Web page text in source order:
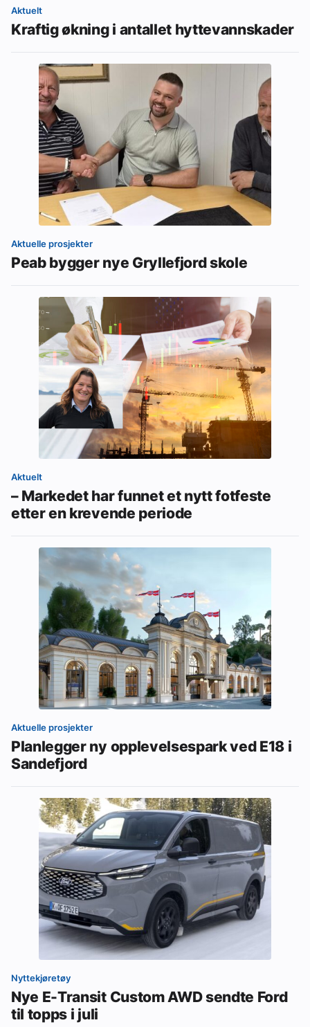
Aktuelt
Kraftig økning i antallet hyttevannskader
Aktuelle prosjekter
Peab bygger nye Gryllefjord skole
Aktuelt
– Markedet har funnet et nytt fotfeste
etter en krevende periode
Aktuelle prosjekter
Planlegger ny opplevelsespark ved E18 i
Sandefjord
Nyttekjøretøy
Nye E-Transit Custom AWD sendte Ford
til topps i juli